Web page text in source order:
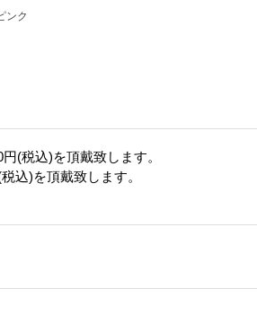
ンク
円(税込)を頂戴致します。
込)を頂戴致します。